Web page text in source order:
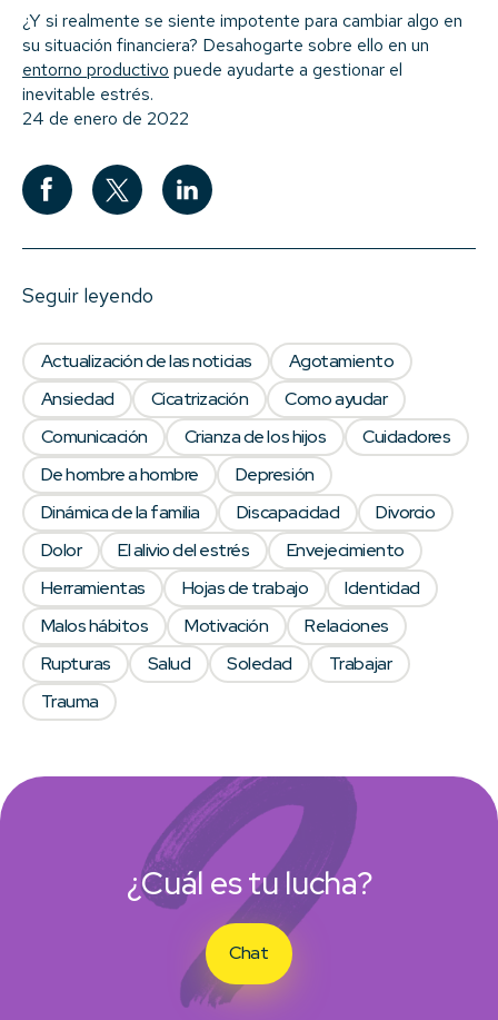
¿Cuál es tu lucha?
Chat
¿Y si realmente se siente impotente para cambiar algo en
su situación financiera? Desahogarte sobre ello en un
entorno productivo puede ayudarte a gestionar el
inevitable estrés.
24 de enero de 2022
Seguir leyendo
Actualización de las noticias
Agotamiento
Ansiedad
Cicatrización
Como ayudar
Comunicación
Crianza de los hijos
Cuidadores
De hombre a hombre
Depresión
Dinámica de la familia
Discapacidad
Divorcio
Dolor
El alivio del estrés
Envejecimiento
Herramientas
Hojas de trabajo
Identidad
Malos hábitos
Motivación
Relaciones
Rupturas
Salud Soledad
Trabajar
Trauma